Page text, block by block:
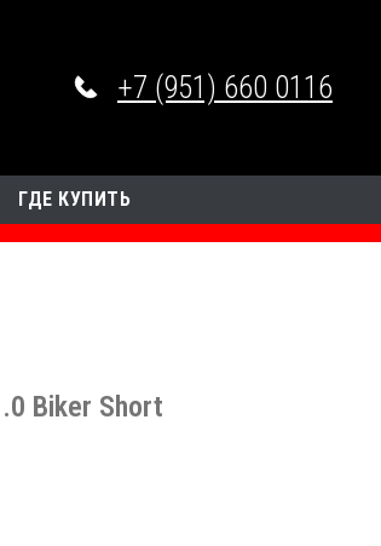
+7 (951) 660 0116
ГДЕ КУПИТЬ
Biker Short